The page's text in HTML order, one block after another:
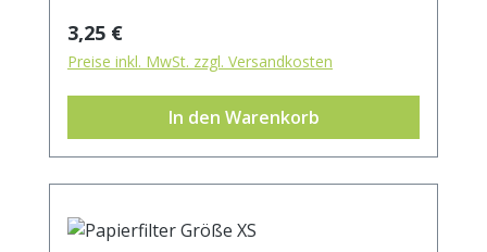
Regulärer Preis:
3,25 €
Preise inkl. MwSt. zzgl. Versandkosten
In den Warenkorb